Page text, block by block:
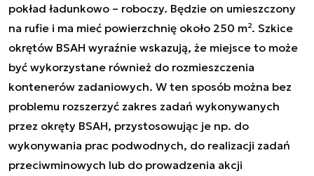
pokład ładunkowo – roboczy. Będzie on umieszczony
na rufie i ma mieć powierzchnię około 250 m². Szkice
okrętów BSAH wyraźnie wskazują, że miejsce to może
być wykorzystane również do rozmieszczenia
kontenerów zadaniowych. W ten sposób można bez
problemu rozszerzyć zakres zadań wykonywanych
przez okręty BSAH, przystosowując je np. do
wykonywania prac podwodnych, do realizacji zadań
przeciwminowych lub do prowadzenia akcji